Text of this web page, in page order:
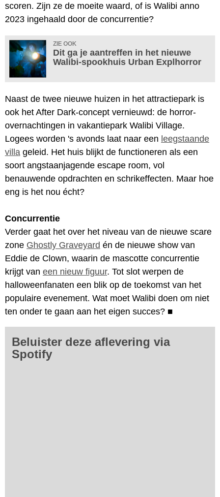
scoren. Zijn ze de moeite waard, of is Walibi anno
2023 ingehaald door de concurrentie?
ZIE OOK
Dit ga je aantreffen in het nieuwe
Walibi-spookhuis Urban Explhorror
Naast de twee nieuwe huizen in het attractiepark is
ook het After Dark-concept vernieuwd: de horror-
overnachtingen in vakantiepark Walibi Village.
Logees worden 's avonds laat naar een leegstaande
villa geleid. Het huis blijkt de functioneren als een
soort angstaanjagende escape room, vol
benauwende opdrachten en schrikeffecten. Maar hoe
eng is het nou écht?
Concurrentie
Verder gaat het over het niveau van de nieuwe scare
zone Ghostly Graveyard én de nieuwe show van
Eddie de Clown, waarin de mascotte concurrentie
krijgt van een nieuw figuur. Tot slot werpen de
halloweenfanaten een blik op de toekomst van het
populaire evenement. Wat moet Walibi doen om niet
ten onder te gaan aan het eigen succes? ■
Beluister deze aflevering via
Spotify